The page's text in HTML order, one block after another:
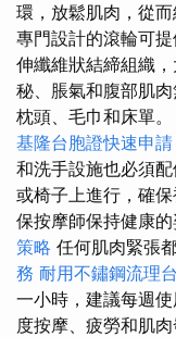
環，放鬆肌肉，從
專門設計的滾輪可
伸纖維狀結締組織
秘、脹氣和腹部肌
枕頭、毛巾和床單。
基隆台胞證快速申請
和洗手設施也必須配
或椅子上進行，確
保按摩師保持健康的
策略 任何肌肉緊張
務 耐用不鏽鋼流理台
一小時，建議每週
度按摩、疲勞和肌肉